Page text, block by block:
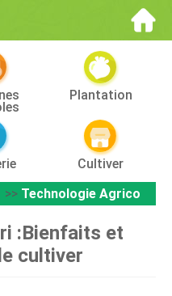
Plantation
Cultiver
>> Technologie Agricole
:Bienfaits et
cultiver